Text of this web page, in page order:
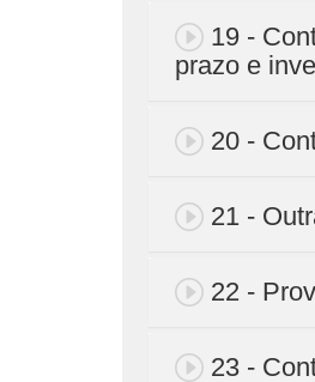
19 -
prazo e
20 -
21 -
22 -
23 -